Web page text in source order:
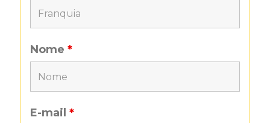
Nome*
E-mail*